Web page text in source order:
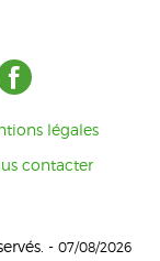
- 07/08/2026
légales
contacter